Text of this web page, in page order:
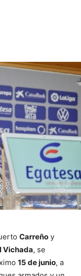
Carreño y
Vichada, se
15 de junio, a